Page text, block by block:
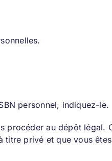
personnel, indiquez-le.
procéder au dépôt
titre privé et que vous